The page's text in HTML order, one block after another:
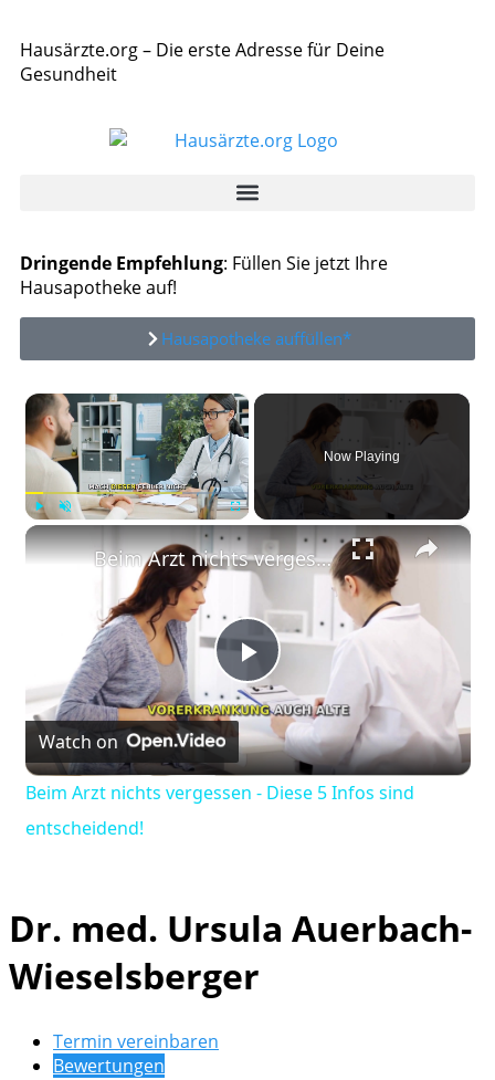
Hausärzte.org – Die erste Adresse für Deine
Gesundheit
Dringende Empfehlung: Füllen Sie jetzt Ihre
Hausapotheke auf!
Hausapotheke auffüllen*
×
Now Playing
×
Play
Video
Beim Arzt nichts vergessen - Diese 5 Infos sind entscheidend!
Watch on
Beim Arzt nichts vergessen - Diese 5 Infos sind
entscheidend!
Dr. med. Ursula Auerbach-
Wieselsberger
Termin vereinbaren
Bewertungen